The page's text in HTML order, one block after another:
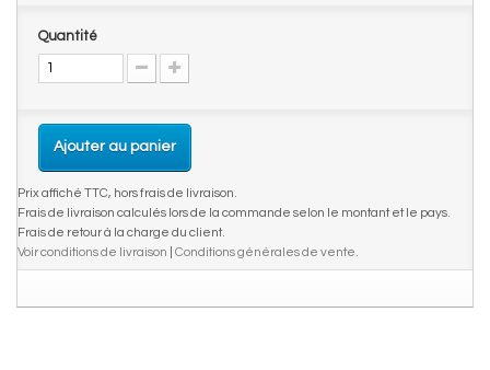
Quantité
Ajouter au panier
Prix affiché TTC, hors frais de livraison.
Frais de livraison calculés lors de la commande selon le montant et le pays.
Frais de retour à la charge du client.
Voir conditions de livraison
Conditions générales de vente